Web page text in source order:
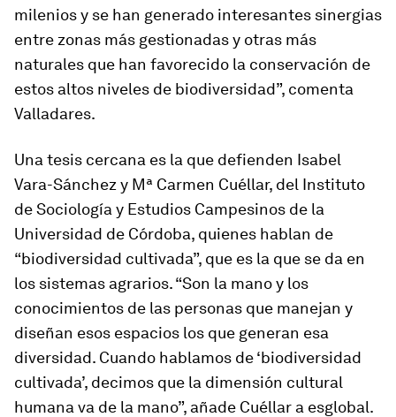
milenios y se han generado interesantes sinergias
entre zonas más gestionadas y otras más
naturales que han favorecido la conservación de
estos altos niveles de biodiversidad”, comenta
Valladares.
Una tesis cercana es la que defienden Isabel
Vara-Sánchez y Mª Carmen Cuéllar, del Instituto
de Sociología y Estudios Campesinos de la
Universidad de Córdoba, quienes hablan de
“biodiversidad cultivada”, que es la que se da en
los sistemas agrarios. “Son la mano y los
conocimientos de las personas que manejan y
diseñan esos espacios los que generan esa
diversidad. Cuando hablamos de ‘biodiversidad
cultivada’, decimos que la dimensión cultural
humana va de la mano”, añade Cuéllar a esglobal.